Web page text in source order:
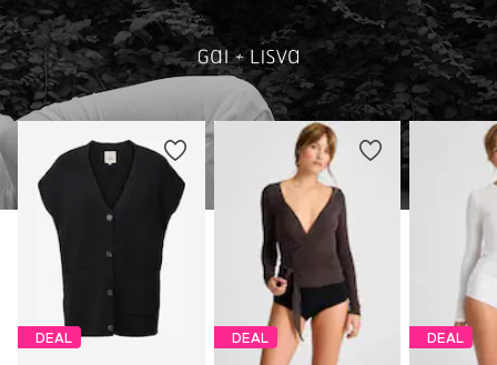
DEAL DEAL DEAL